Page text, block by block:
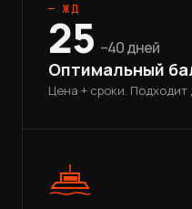
— ЖД
25 –40 дней
Оптимальный
Цена + сроки. Подходит